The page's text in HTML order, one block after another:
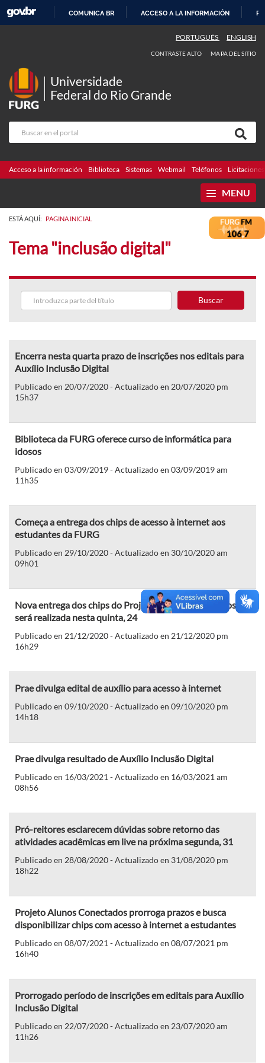
CONTENIDO
COMUNICA BR ACCESO A LA INFORMACIÓN
PORTUGUÊS ENGLISH
CONTRASTE ALTO MAPA DEL SITIO
Universidade
Federal do Rio Grande
Acceso a la información Biblioteca Sistemas Webmail Teléfonos Licitaciones
MENU
ESTÁ AQUÍ: PAGINA INICIAL
Tema "inclusão digital"
Buscar
Encerra nesta quarta prazo de inscrições nos editais para
Auxílio Inclusão Digital
Publicado en 20/07/2020 - Actualizado en 20/07/2020 pm
15h37
Biblioteca da FURG oferece curso de informática para
idosos
Publicado en 03/09/2019 - Actualizado en 03/09/2019 am
11h35
Começa a entrega dos chips de acesso à internet aos
estudantes da FURG
Publicado en 29/10/2020 - Actualizado en 30/10/2020 am
09h01
Nova entrega dos chips do Projeto Alunos Conectados
será realizada nesta quinta, 24
Publicado en 21/12/2020 - Actualizado en 21/12/2020 pm
16h29
Prae divulga edital de auxílio para acesso à internet
Publicado en 09/10/2020 - Actualizado en 09/10/2020 pm
14h18
Prae divulga resultado de Auxílio Inclusão Digital
Publicado en 16/03/2021 - Actualizado en 16/03/2021 am
08h56
Pró-reitores esclarecem dúvidas sobre retorno das
atividades acadêmicas em live na próxima segunda, 31
Publicado en 28/08/2020 - Actualizado en 31/08/2020 pm
18h22
Projeto Alunos Conectados prorroga prazos e busca
disponibilizar chips com acesso à internet a estudantes
Publicado en 08/07/2021 - Actualizado en 08/07/2021 pm
16h40
Prorrogado período de inscrições em editais para Auxílio
Inclusão Digital
Publicado en 22/07/2020 - Actualizado en 23/07/2020 am
11h26